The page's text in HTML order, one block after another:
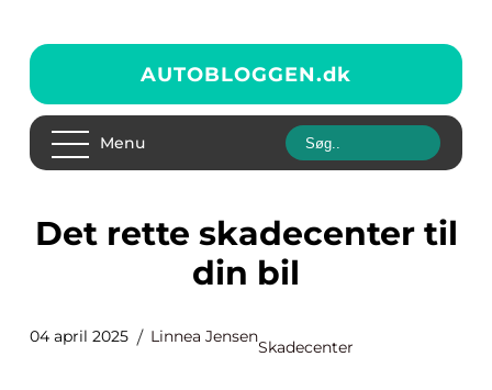
AUTOBLOGGEN.dk
Menu
Det rette skadecenter til
din bil
04 april 2025 Linnea Jensen
Skadecenter